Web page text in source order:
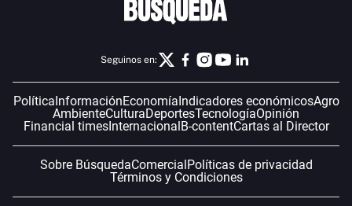
Seguinos en:
Política InformaciónEconomía Indicadores económicosAgro
AmbienteCulturaDeportesTecnologíaOpinión
Financial timesInternacional B-contentCartas al Director
Sobre BúsquedaComercial Políticas de privacidad
Términos y Condiciones